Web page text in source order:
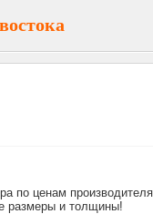
по ценам
размеры и толщины!